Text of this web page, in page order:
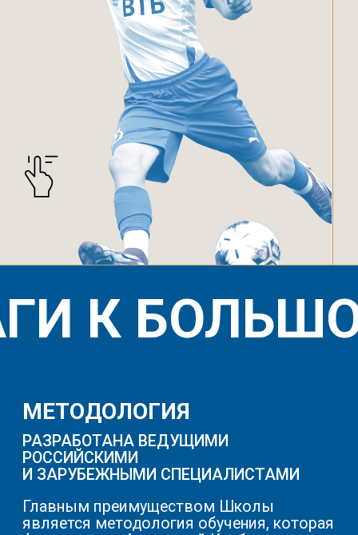
МЕТОДОЛОГИЯ
Главным преимуществом Школы
является методология обучения, которая
формируется Академией Клуба и
постоянно совершенствуется:
ФК «Динамо» Москва привлек
испанских методологов и
российских ведущих специалистов.
Выпускники Академии вызываются
с Сборную, играют в Премьер-лиге и
других турнирах, что доказывает
свою эффективность и позволяет
РАЗРАБОТАНА ВЕДУЩИМИ
И ЗАРУБЕЖНЫМИ СПЕЦИАЛИСТАМИ
В АКАДЕМИЮ ИМ. Л.И.ЯШИНА
ФК «ДИНАМО» МОСКВА